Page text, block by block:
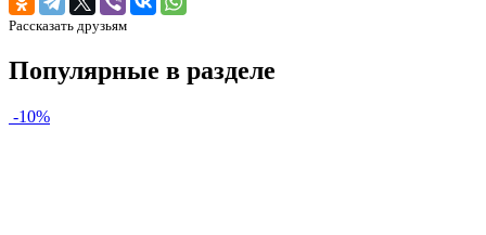
Рассказать друзьям
Популярные в разделе
-10%